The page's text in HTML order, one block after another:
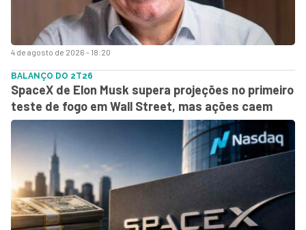
4 de agosto de 2026 - 18:20
BALANÇO DO 2T26
SpaceX de Elon Musk supera projeções no primeiro
teste de fogo em Wall Street, mas ações caem